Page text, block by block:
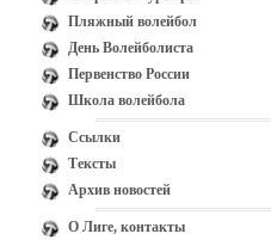
Пляжный волейбол
День Волейболиста
Первенство России
Школа волейбола
Ссылки
Тексты
Архив новостей
О Лиге, контакты